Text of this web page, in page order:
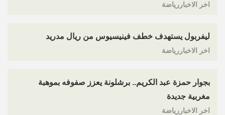
اخر الاخباررياضة
ليفربول يستهدف خطف فينيسيوس من ريال مدريد
اخر الاخباررياضة
بجوار حمزة عبد الكريم.. برشلونة يعزز صفوفه بموهبة
مغربية جديدة
اخر الاخباررياضة